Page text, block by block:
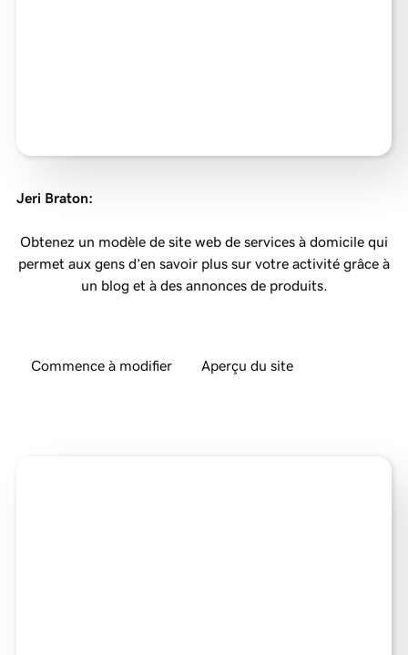
Jeri Braton:
Obtenez un modèle de site web de services à domicile qui
permet aux gens d’en savoir plus sur votre activité grâce à
un blog et à des annonces de produits.
Commence à modifier Aperçu du site